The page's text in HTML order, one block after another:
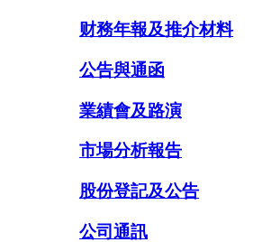
财務年報及推介材料
公告與通函
業績會及路演
市場分析報告
股份登記及公告
公司通訊